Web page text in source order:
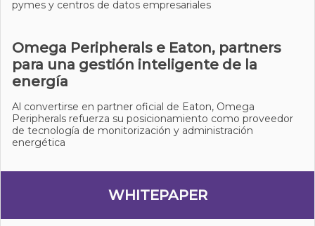
pymes y centros de datos empresariales
Omega Peripherals e Eaton, partners
para una gestión inteligente de la
energía
Al convertirse en partner oficial de Eaton, Omega
Peripherals refuerza su posicionamiento como proveedor
de tecnología de monitorización y administración
energética
WHITEPAPER